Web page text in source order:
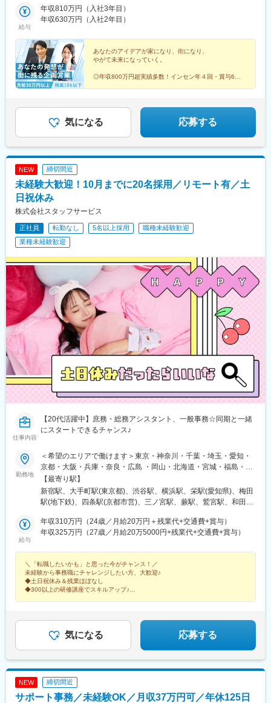
駅、東海神駅、川越市駅、日吉町駅、あおば通駅、信濃町駅、新
宿西口駅、香櫨園駅、資生館小学校前駅、西辛島町駅、四谷三丁
出町駅、下落合駅、東向日駅、千代県庁口駅、石川町駅、県庁前
駅(兵庫県)、郵便局前駅、東区役所前駅、鬼越駅、新千葉駅、伊勢
佐木長者町駅、西川緑道公園駅、国会議事堂前駅、西大橋駅、な
んば駅(南海線)、第一通り駅
◆浦和店埼玉県さいたま市浦和区岸町7丁目5番4号 SRKビル2階＜
アクセス＞JR東日本「浦和駅」より徒歩8分◆船橋店千葉県船橋
「京成船橋駅」より徒歩8分◆大森店東京都大田区山王3丁目27番
6号 大森ラルタビル9階＜アクセス＞JR東日本「大森駅」より徒歩
8分※受動喫煙対策：敷地内全面禁煙
給与
年収810万円（入社3年目）
年収630万円（入社2年目）
あなたのアイデアが家になり、街になり、
やがて未来になっていく。
◎年収800万円超実績多数！インセン年４回・賞与6カ
◎残業月10h・年間休日120日・完全週休2日
気になる 応募する
NEW 締切間近
未経験大歓迎！10月までに20名採用／リモート有／土
日祝休み
株式会社スタッフサービス
正社員 転勤なし 5名以上採用
職種未経験歓迎
業種未経験歓迎
仕事内容
【20代活躍中】庶務・総務アシスタント、一般事務☆同期と一緒
にスタートできるチャンス♪
勤務地
＜希望のエリアで働けます＞東京・神奈川・千葉・埼玉・愛知・
京都・大阪・兵庫・奈良・広島 ・岡山・北海道・宮城・福島・新
潟・茨城・栃木・群馬・石川・富山・長野・静岡・岐阜・三重・
滋賀・香川・愛媛・山口・福岡・熊本・長崎・鹿児島◆転居を伴
う転勤なし◆配属先は通える範囲で希望を考慮して決定◆駅チカ
リモートワーク導入企業も◆20代の女性を中心に活躍中＜配属先
例＞カネボウ化粧品、KDDI、一休、リクルートグループ、
ループ、パナソニックグループ関西：三菱重工業、ローム、住友
ゴム工業、広島：広島ホームテレビ、マツダロジスティクスな
ど、配属先は大手有名企業やグループ会社が中心。4295名以上が
就業先企業の直接雇用へ！（2026年3月末実績）入社後平均2年で
就業条件明示書で明示します）※自動車通勤OK（エリア・配属先
によって変動）
【最寄り駅】
新宿駅、大手町駅(東京都)、渋谷駅、横浜駅、栄駅(愛知県)、梅田
駅(地下鉄)、四条駅(京都市営)、三ノ宮駅、蕨駅、鷲宮駅、和田岬
流山おおたかの森駅、淀屋橋駅、与野駅、有楽町駅、薬院大通
駅、薬院駅、門沢橋駅、門前仲町駅、門司港駅、明石駅、名鉄名
駅、旭川駅、大谷地駅、新さっぽろ駅、豊田市駅、豊洲駅、豊橋
駅、宝町駅(東京都)、平和通駅、平塚駅、平間駅、兵庫駅、福岡空
港駅(鉄道)、伏見駅(愛知県)、武蔵中原駅、武蔵新城駅、武蔵小杉
駅、武蔵浦和駅、浜町駅、浜松町駅、恵比寿駅、姫路駅、備前西
(東京都)、八丁堀駅(広島県)、白山駅(新潟県)、柏駅、博多駅、南
行徳駅、播磨町駅、日野駅(滋賀県)、日本大通り駅、日本橋駅(東
京都)、日比谷駅、南方駅(大阪府)、南船橋駅、大通駅、南仙台
駅、東海通駅、島氏永駅、土橋駅(愛知県)、土浦駅、田町駅(東京
都)、田崎橋駅、天満橋駅、天満駅、天神橋筋六丁目駅、天神駅、
鶴見駅、鶴間駅、通町筋駅、追浜駅、長堀橋駅、長田駅(大阪府)、
給与
年収310万円（24歳／月給20万円＋残業代+交通費+賞与）
年収325万円（27歳／月給20万5000円+残業代+交通費+賞与）
＼「転職したいかも」と思った今がチャンス！／
未経験から事務職にチャレンジしたい方、大歓迎♪
◆土日祝休み＆残業ほぼなし
◆300以上の研修講座でスキルアップ♪
気になる 応募する
NEW 締切間近
サポート事務／未経験OK／月収37万円可／年休125日